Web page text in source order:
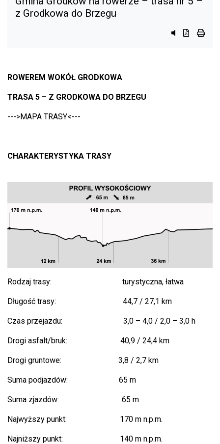
z Grodkowa do Brzegu
Przycisk
Przycisk
ROWEREM WOKÓŁ GRODKOWA
TRASA 5 – Z GRODKOWA DO BRZEGU
--->MAPA TRASY<---
CHARAKTERYSTYKA TRASY
Rodzaj trasy: turystyczna, łatwa
Długość trasy: 44,7 / 27,1 km
Czas przejazdu: 3,0 – 4,0 / 2,0 – 3,0 h
Drogi asfalt/bruk: 40,9 / 24,4 km
Drogi gruntowe: 3,8 / 2,7 km
Suma podjazdów: 65 m
Suma zjazdów: 65 m
Najwyższy punkt: 170 m n.p.m.
Najniższy punkt: 140 m n.p.m.